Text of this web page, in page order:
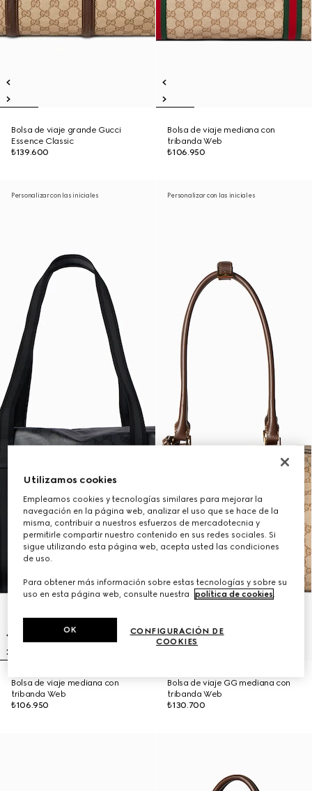
Bolsa de viaje grande Gucci
Essence Classic
₺139.600
Bolsa de viaje mediana con
tribanda Web
₺106.950
Personalizar con las iniciales
Bolsa de viaje mediana con
tribanda Web
₺106.950
Personalizar con las iniciales
Bolsa de viaje GG mediana con
tribanda Web
₺130.700
Utilizamos cookies
Empleamos cookies y tecnologías similares para mejorar la
navegación en la página web, analizar el uso que se hace de la
misma, contribuir a nuestros esfuerzos de mercadotecnia y
permitirle compartir nuestro contenido en sus redes sociales. Si
sigue utilizando esta página web, acepta usted las condiciones
de uso.
Para obtener más información sobre estas tecnologías y sobre su
uso en esta página web, consulte nuestra
política de cookies.
CONFIGURACIÓN DE
COOKIES
OK